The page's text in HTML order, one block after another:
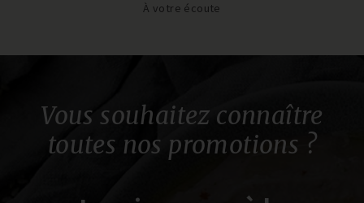
À votre écoute
Vous souhaitez connaître
toutes nos promotions ?